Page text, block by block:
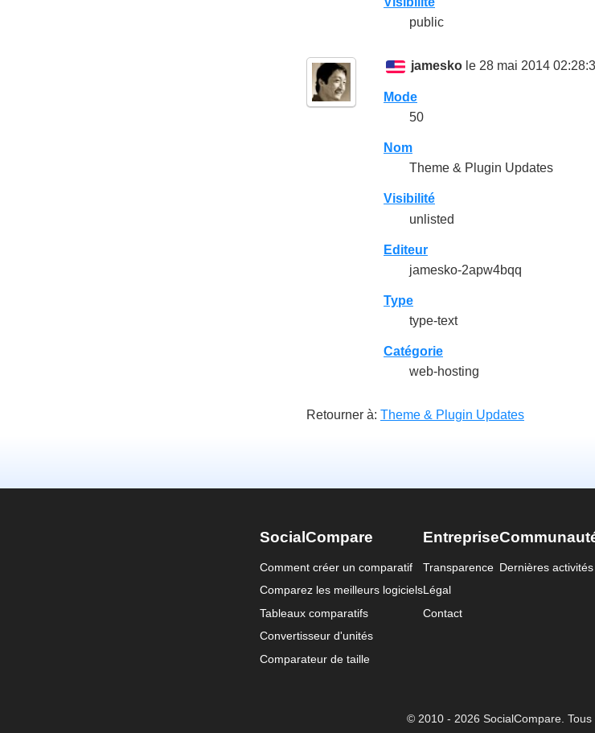
public
jamesko le 28 mai 2014
Mode
50
Nom
Theme & Plugin Updates
Visibilité
unlisted
Editeur
jamesko-2apw4bqq
Type
type-text
Catégorie
web-hosting
Retourner à: Theme & Plugin Updates
SocialCompare
Comment créer un comparatif
Comparez les meilleurs logiciels
Tableaux comparatifs
Convertisseur d'unités
Comparateur de taille
Entreprise
Transparence
Légal
Contact
Dernières activités
© 2010 - 2026 SocialCompare. Tous